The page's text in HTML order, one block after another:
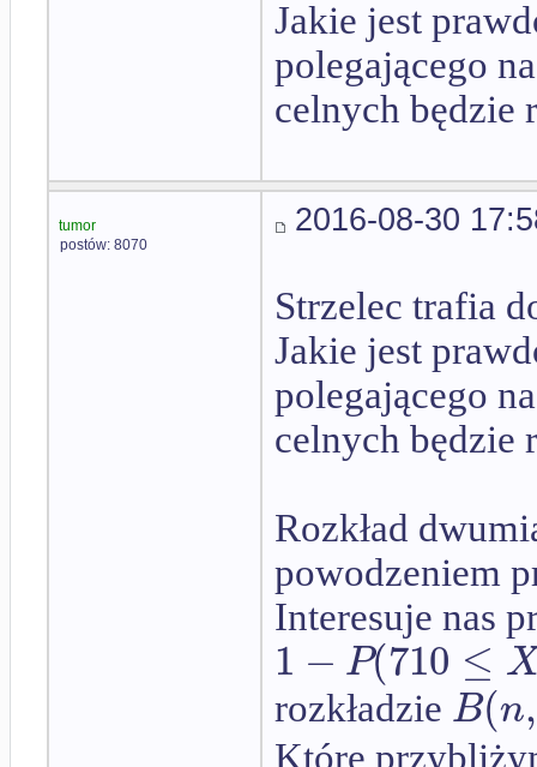
Jakie jest
polegającego
celnych będzie
tumor
postów: 8070
2016-08-30
Strzelec trafia
Jakie jest
polegającego
celnych będzie
Rozkład
powodzeniem
Interesuje nas
1 − P(710 ≤
rozkładzie B(n,
Które